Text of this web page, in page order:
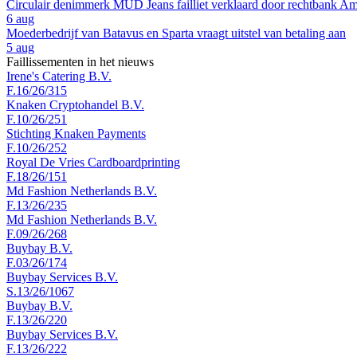
Circulair denimmerk MUD Jeans failliet verklaard door rechtbank
6 aug
Moederbedrijf van Batavus en Sparta vraagt uitstel van betaling aan
5 aug
Faillissementen in het nieuws
Irene's Catering B.V.
F.16/26/315
Knaken Cryptohandel B.V.
F.10/26/251
Stichting Knaken Payments
F.10/26/252
Royal De Vries Cardboardprinting
F.18/26/151
Md Fashion Netherlands B.V.
F.13/26/235
Md Fashion Netherlands B.V.
F.09/26/268
Buybay B.V.
F.03/26/174
Buybay Services B.V.
S.13/26/1067
Buybay B.V.
F.13/26/220
Buybay Services B.V.
F.13/26/222